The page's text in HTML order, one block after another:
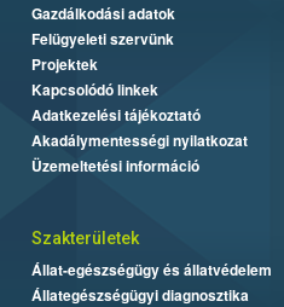
Gazdálkodási adatok
Felügyeleti szervünk
Projektek
Kapcsolódó linkek
Adatkezelési tájékoztató
Akadálymentességi nyilatkozat
Üzemeltetési információ
Szakterületek
Állat-egészségügy és állatvédelem
Állategészségügyi diagnosztika